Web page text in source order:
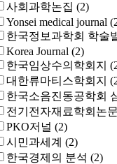
사회과학논집 (2)
Yonsei medical journal
한국정보과학회 학술
Korea Journal (2)
한국임상수의학회지
대한류마티스학회지
한국소음진동공학회
전기전자재료학회논문
PKO저널 (2)
시민과세계 (2)
한국경제의 분석 (2)